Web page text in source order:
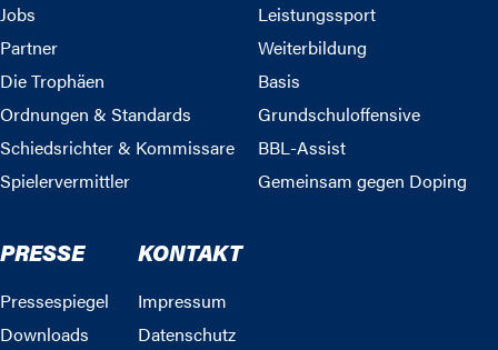
Jobs
Partner
Die Trophäen
Ordnungen & Standards
Schiedsrichter & Kommissare
Spielervermittler
Leistungssport
Weiterbildung
Basis
Grundschuloffensive
BBL-Assist
Gemeinsam gegen Doping
PRESSE
Pressespiegel
Downloads
KONTAKT
Impressum
Datenschutz